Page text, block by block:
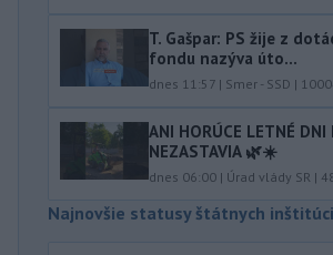
T. Gašpar: PS žije z
fondu nazýva úto...
dnes 11:57 | Smer - SSD |
ANI HORÚCE LETNÉ DNI
NEZASTAVIA 🌿☀️
dnes 06:00 | Úrad vlády SR |
Najnovšie statusy štátnych